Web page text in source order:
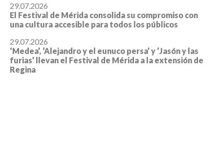
29.07.2026
El Festival de Mérida consolida su compromiso con
una cultura accesible para todos los públicos
29.07.2026
‘Medea’, ‘Alejandro y el eunuco persa’ y ‘Jasón y las
furias’ llevan el Festival de Mérida a la extensión de
Regina